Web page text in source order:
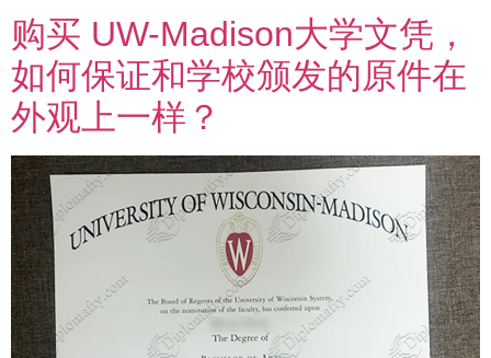
购买 UW-Madison大学文凭，
如何保证和学校颁发的原件在
外观上一样？